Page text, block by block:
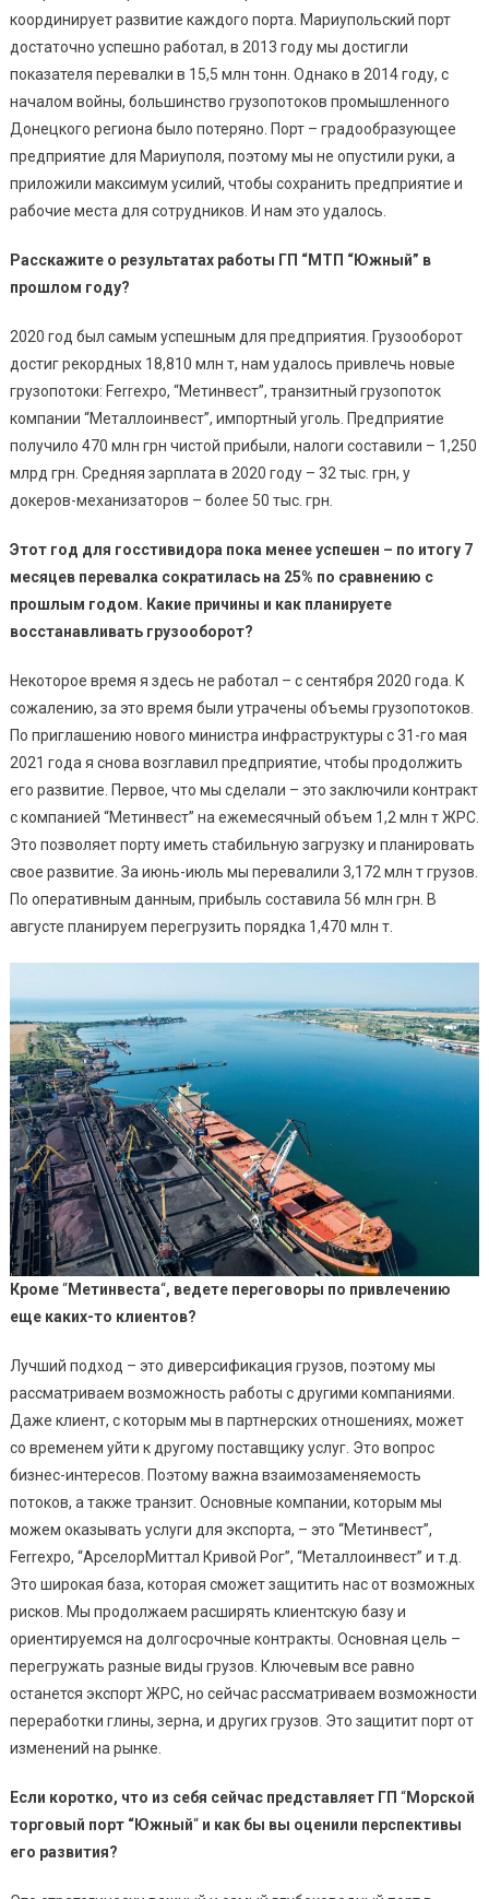
координирует развитие каждого порта. Мариупольский порт
достаточно успешно работал, в 2013 году мы достигли
показателя перевалки в 15,5 млн тонн. Однако в 2014 году, с
началом войны, большинство грузопотоков промышленного
Донецкого региона было потеряно. Порт – градообразующее
предприятие для Мариуполя, поэтому мы не опустили руки, а
приложили максимум усилий, чтобы сохранить предприятие и
рабочие места для сотрудников. И нам это удалось.
Расскажите о результатах работы ГП “МТП “Южный” в
прошлом году?
2020 год был самым успешным для предприятия. Грузооборот
достиг рекордных 18,810 млн т, нам удалось привлечь новые
грузопотоки: Ferrexpo, “Метинвест”, транзитный грузопоток
компании “Металлоинвест”, импортный уголь. Предприятие
получило 470 млн грн чистой прибыли, налоги составили – 1,250
млрд грн. Средняя зарплата в 2020 году – 32 тыс. грн, у
докеров-механизаторов – более 50 тыс. грн.
Этот год для госстивидора пока менее успешен – по итогу 7
месяцев перевалка сократилась на 25% по сравнению с
прошлым годом. Какие причины и как планируете
восстанавливать грузооборот?
Некоторое время я здесь не работал – с сентября 2020 года. К
сожалению, за это время были утрачены объемы грузопотоков.
По приглашению нового министра инфраструктуры с 31-го мая
2021 года я снова возглавил предприятие, чтобы продолжить
его развитие. Первое, что мы сделали – это заключили контракт
с компанией “Метинвест” на ежемесячный объем 1,2 млн т ЖРС.
Это позволяет порту иметь стабильную загрузку и планировать
свое развитие. За июнь-июль мы перевалили 3,172 млн т грузов.
По оперативным данным, прибыль составила 56 млн грн. В
августе планируем перегрузить порядка 1,470 млн т.
Кроме“Метинвеста“, ведете переговоры по привлечению
еще каких-то клиентов?
Лучший подход – это диверсификация грузов, поэтому мы
рассматриваем возможность работы с другими компаниями.
Даже клиент, с которым мы в партнерских отношениях, может
со временем уйти к другому поставщику услуг. Это вопрос
бизнес-интересов. Поэтому важна взаимозаменяемость
потоков, а также транзит. Основные компании, которым мы
можем оказывать услуги для экспорта, – это “Метинвест”,
Ferrexpo, “АрселорМиттал Кривой Рог”, “Металлоинвест” и т.д.
Это широкая база, которая сможет защитить нас от возможных
рисков. Мы продолжаем расширять клиентскую базу и
ориентируемся на долгосрочные контракты. Основная цель –
перегружать разные виды грузов. Ключевым все равно
останется экспорт ЖРС, но сейчас рассматриваем возможности
переработки глины, зерна, и других грузов. Это защитит порт от
изменений на рынке.
Если коротко, что из себя сейчас представляет ГП “Морской
торговый порт “Южный“и как бы вы оценили перспективы
его развития?